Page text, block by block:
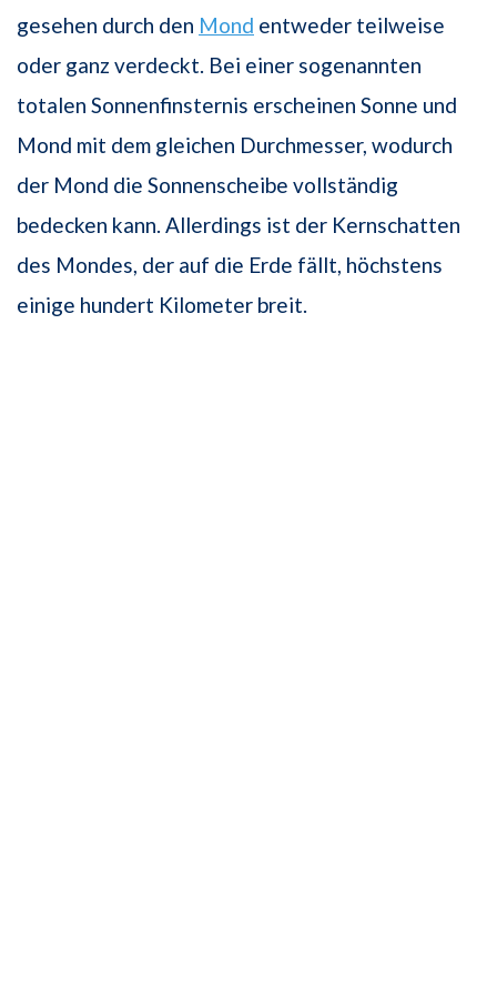
gesehen durch den Mond entweder teilweise
oder ganz verdeckt. Bei einer sogenannten
totalen Sonnenfinsternis erscheinen Sonne und
Mond mit dem gleichen Durchmesser, wodurch
der Mond die Sonnenscheibe vollständig
bedecken kann. Allerdings ist der Kernschatten
des Mondes, der auf die Erde fällt, höchstens
einige hundert Kilometer breit.